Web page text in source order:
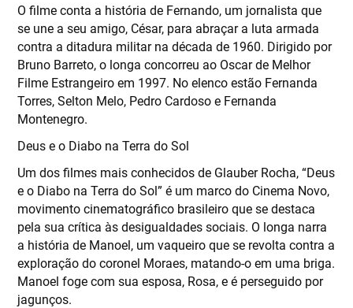
O filme conta a história de Fernando, um jornalista que
se une a seu amigo, César, para abraçar a luta armada
contra a ditadura militar na década de 1960. Dirigido por
Bruno Barreto, o longa concorreu ao Oscar de Melhor
Filme Estrangeiro em 1997. No elenco estão Fernanda
Torres, Selton Melo, Pedro Cardoso e Fernanda
Montenegro.
Deus e o Diabo na Terra do Sol
Um dos filmes mais conhecidos de Glauber Rocha, “Deus
e o Diabo na Terra do Sol” é um marco do Cinema Novo,
movimento cinematográfico brasileiro que se destaca
pela sua crítica às desigualdades sociais. O longa narra
a história de Manoel, um vaqueiro que se revolta contra a
exploração do coronel Moraes, matando-o em uma briga.
Manoel foge com sua esposa, Rosa, e é perseguido por
jagunços.